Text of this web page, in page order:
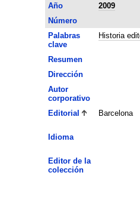
Año
2009
Número
Palabras
clave
Historia
Resumen
Dirección
Autor
corporativo
Editorial Barcelona
Idioma
Editor de la
colección